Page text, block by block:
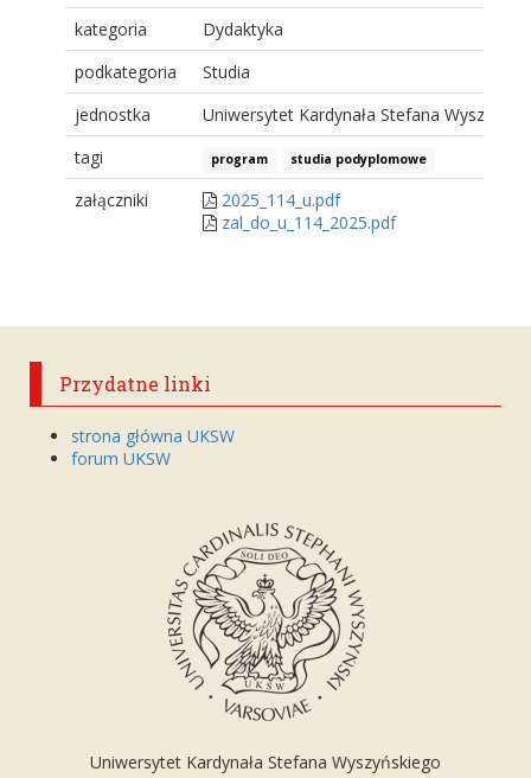
kategoria
Dydaktyka
podkategoria
Studia
jednostka
Uniwersytet Kardynała Stefana
tagi
program studia podyplomowe
załączniki
2025_114_u.pdf
zal_do_u_114_2025.pdf
Przydatne linki
strona główna UKSW
forum UKSW
Uniwersytet Kardynała Stefana Wyszyńskiego